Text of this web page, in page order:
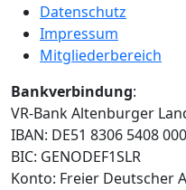
Datenschutz
Impressum
Mitgliederbereich
Bankverbindung:
VR-Bank Altenburger
IBAN: DE51 8306 5408
BIC: GENODEF1SLR
Konto: Freier Deutscher